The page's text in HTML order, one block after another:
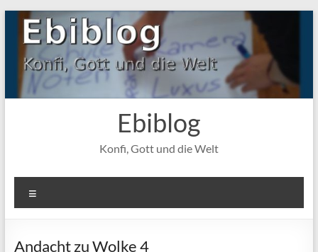
Zum
Inhalt
springen
Ebiblog
Konfi, Gott und die Welt
Andacht zu Wolke 4